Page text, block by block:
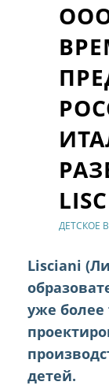
ДЕТСКОЕ
Lisciani
уже более
детей.